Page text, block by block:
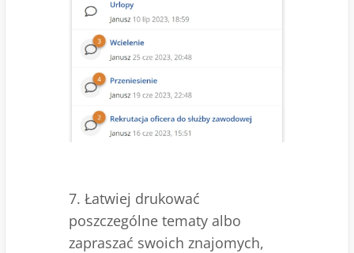
7. Łatwiej drukować
poszczególne tematy albo
zapraszać swoich znajomych,